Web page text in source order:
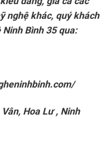
nghệ khác, quý khách
Bình 35 qua:
Hoa Lư , Ninh